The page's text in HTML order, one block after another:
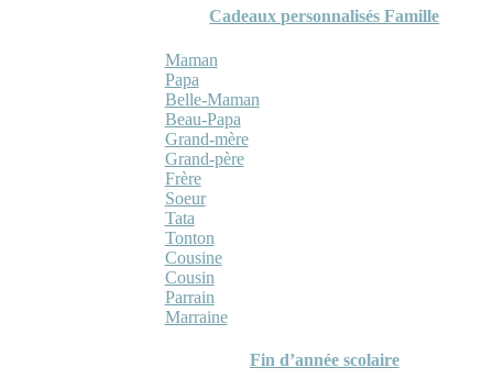
Cadeaux personnalisés Famille
Maman
Papa
Belle-Maman
Beau-Papa
Grand-mère
Grand-père
Frère
Soeur
Tata
Tonton
Cousine
Cousin
Parrain
Marraine
Fin d’année scolaire